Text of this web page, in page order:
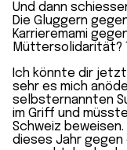
Und dann
Die Gluggern
Karrieremami
Müttersolidarität?
Ich könnte dir jetzt
sehr es mich
selbsternannten
im Griff und
Schweiz beweisen.
dieses Jahr gegen